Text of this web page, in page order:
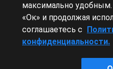
Эту страницу никто не
максимально
«Ок» и продолжая
соглашаетесь с
конфиденциальности.